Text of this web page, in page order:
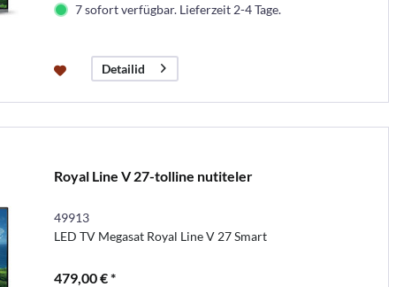
7 sofort verfügbar. Lieferzeit 2-4 Tage.
Detailid
Royal Line V 27-tolline nutiteler
49913
LED TV Megasat Royal Line V 27 Smart
479,00 € *